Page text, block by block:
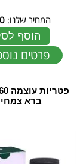
המחיר שלנו:
הוסף
פרטים
‏ברא